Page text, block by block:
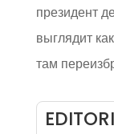
президент
выглядит
там